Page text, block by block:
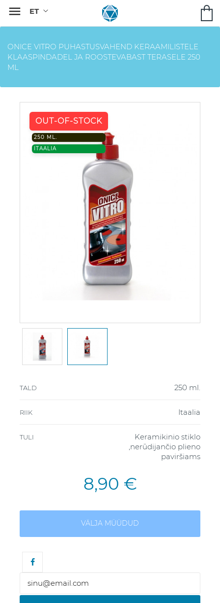

ONICE VITRO PUHASTUSVAHEND KERAAMILISTELE
KLAASPINDADEL JA ROOSTEVABAST TERASELE 250
ML
OUT-OF-STOCK
250 ML.
ITAALIA
TALD 250 ml.
RIIK Itaalia
TULI
Keramikinio stiklo
,nerūdijančio plieno
paviršiams
8,90 €
VÄLJA MÜÜDUD